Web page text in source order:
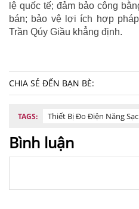
lệ quốc tế; đảm bảo công
bán; bảo vệ lợi ích hợp
Trần Qúy Giầu khẳng định.
CHIA SẺ ĐẾN BẠN BÈ:
TAGS: Thiết Bị Đo Điện Năng
Bình luận